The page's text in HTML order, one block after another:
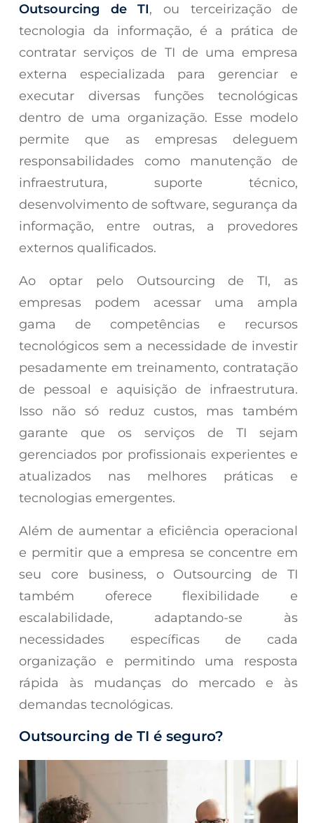
Outsourcing de TI, ou terceirização de
tecnologia da informação, é a prática de
contratar serviços de TI de uma empresa
externa especializada para gerenciar e
executar diversas funções tecnológicas
dentro de uma organização. Esse modelo
permite que as empresas deleguem
responsabilidades como manutenção de
infraestrutura, suporte técnico,
desenvolvimento de software, segurança da
informação, entre outras, a provedores
externos qualificados.
Ao optar pelo Outsourcing de TI, as
empresas podem acessar uma ampla
gama de competências e recursos
tecnológicos sem a necessidade de investir
pesadamente em treinamento, contratação
de pessoal e aquisição de infraestrutura.
Isso não só reduz custos, mas também
garante que os serviços de TI sejam
gerenciados por profissionais experientes e
atualizados nas melhores práticas e
tecnologias emergentes.
Além de aumentar a eficiência operacional
e permitir que a empresa se concentre em
seu core business, o Outsourcing de TI
também oferece flexibilidade e
escalabilidade, adaptando-se às
necessidades específicas de cada
organização e permitindo uma resposta
rápida às mudanças do mercado e às
demandas tecnológicas.
Outsourcing de TI é seguro?